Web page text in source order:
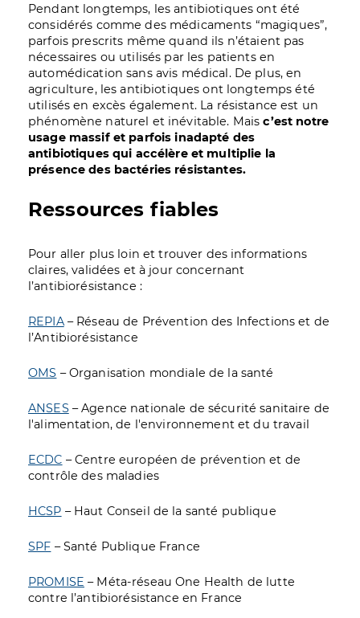
Pendant longtemps, les antibiotiques ont été
considérés comme des médicaments “magiques”,
parfois prescrits même quand ils n’étaient pas
nécessaires ou utilisés par les patients en
automédication sans avis médical. De plus, en
agriculture, les antibiotiques ont longtemps été
utilisés en excès également. La résistance est un
phénomène naturel et inévitable. Mais c’est notre
usage massif et parfois inadapté des
antibiotiques qui accélère et multiplie la
présence des bactéries résistantes.
Ressources fiables
Pour aller plus loin et trouver des informations
claires, validées et à jour concernant
l’antibiorésistance :
REPIA– Réseau de Prévention des Infections et de
l’Antibiorésistance
OMS – Organisation mondiale de la santé
ANSES– Agence nationale de sécurité sanitaire de
l'alimentation, de l'environnement et du travail
ECDC – Centre européen de prévention et de
contrôle des maladies
HCSP – Haut Conseil de la santé publique
SPF – Santé Publique France
PROMISE – Méta-réseau One Health de lutte
contre l’antibiorésistance en France